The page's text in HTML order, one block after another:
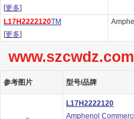
[更多]
L17H2222120TM
[更多]
www.szcwdz.com
参考图片 型号/品牌
L17H2222120
Amphenol